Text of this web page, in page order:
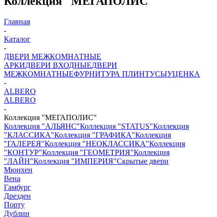
Главная
-
Каталог
-
ДВЕРИ МЕЖКОМНАТНЫЕ
АРКИДВЕРИ ВХОДНЫЕДВЕРИ
МЕЖКОМНАТНЫЕФУРНИТУРА ПЛИНТУСЫУЦЕНКА
-
ALBERO
ALBERO
-
Коллекция "МЕГАПОЛИС"
Коллекция "АЛЬЯНС"Коллекция "STATUS"Коллекция
"КЛАССИКА"Коллекция "ГРАФИКА"Коллекция
"ГАЛЕРЕЯ"Коллекция "НЕОКЛАССИКА"Коллекция
"КОНТУР"Коллекция "ГЕОМЕТРИЯ"Коллекция
"ЛАЙН"Коллекция "ИМПЕРИЯ"Скрытые двери
Мюнхен
Вена
Гамбург
Дрезден
Порту
Дублин